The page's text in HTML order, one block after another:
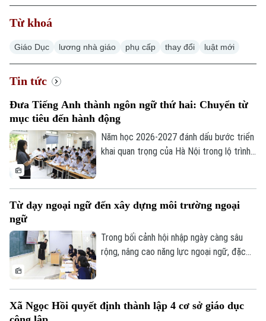
Từ khoá
Giáo Dục lương nhà giáo phụ cấp thay đổi luật mới
Tin tức
Đưa Tiếng Anh thành ngôn ngữ thứ hai: Chuyển từ
mục tiêu đến hành động
Năm học 2026-2027 đánh dấu bước triển
khai quan trọng của Hà Nội trong lộ trình
tư cho đội ngũ giáo viên, cơ sở vật chất
Từ dạy ngoại ngữ đến xây dựng môi trường ngoại
ngữ
Trong bối cảnh hội nhập ngày càng sâu
rộng, nâng cao năng lực ngoại ngữ, đặc
Xã Ngọc Hồi quyết định thành lập 4 cơ sở giáo dục